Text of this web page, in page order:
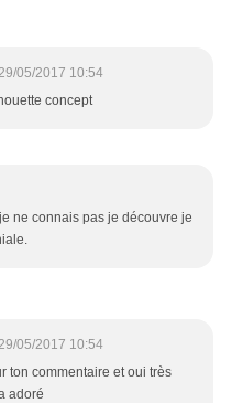
05/2017 10:54
concept
ne connais pas je découvre je
05/2017 10:54
ton commentaire et oui très
adoré